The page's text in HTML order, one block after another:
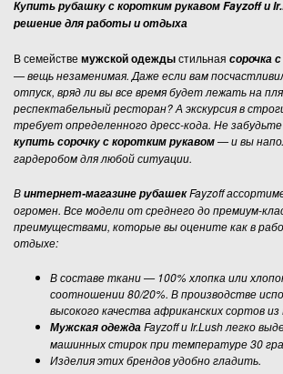
Купить рубашку с коротким рукавом Fayzoff и
решение для работы и отдыха
В семействе мужской одеждыстильная сорочка
— вещь незаменимая. Даже если вам
отпуск, вряд ли вы все время будет лежать на
респектабельный ресторан? А экскурсия в
требует определенного дресс-кода. Не
купить сорочку с коротким рукавом— и вы
гардеробом для любой ситуации.
Винтернет-магазине рубашекFayzoff
огромен. Все модели от среднего до премиум-
преимуществами, которые вы оцените как в
отдыхе:
В составе ткани — 100% хлопка или
соотношении 80/20%. В производстве
высокого качества африканских сортов
Мужская одеждаFayzoff и Ir.Lushлегко
машинных стирок при температуре 30
Изделия этих брендов удобно гладить.